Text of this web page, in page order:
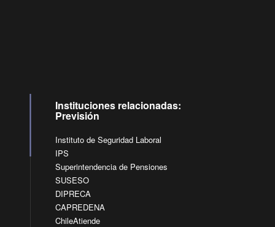
Instituciones relacionadas:
Previsión
Instituto de Seguridad Laboral
IPS
Superintendencia de Pensiones
SUSESO
DIPRECA
CAPREDENA
ChileAtiende